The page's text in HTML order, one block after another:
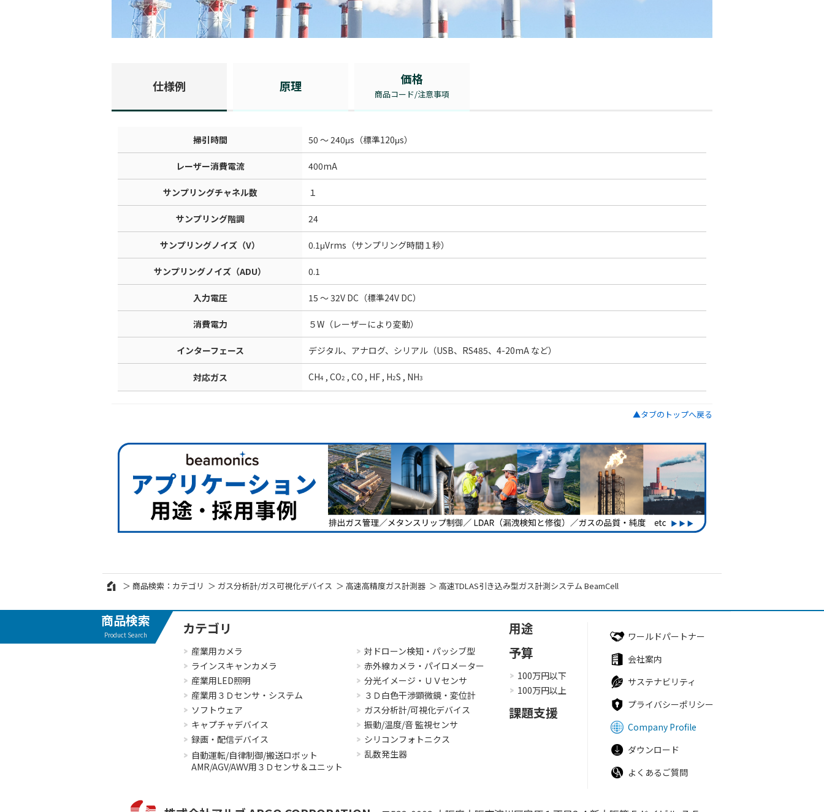
仕様例 原理 価格
商品コード/注意事項
掃引時間 50 ～ 240μs（標準120μs）
レーザー消費電流 400mA
サンプリングチャネル数 １
サンプリング階調 24
サンプリングノイズ（V） 0.1μVrms（サンプリング時間１秒）
サンプリングノイズ（ADU） 0.1
入力電圧 15 ～ 32V DC（標準24V DC）
消費電力 ５W（レーザーにより変動）
インターフェース デジタル、アナログ、シリアル（USB、RS485、4-20mA など）
対応ガス CH4 , CO2 , CO , HF , H2S , NH3
▲タブのトップへ戻る
商品検索：カテゴリ ガス分析計/ガス可視化デバイス 高速高精度ガス計測器 高速TDLAS引き込み型ガス計測システム BeamCell
商品検索
Product Search カテゴリ
産業用カメラ
ラインスキャンカメラ
産業用LED照明
産業用３Ｄセンサ・システム
ソフトウェア
キャプチャデバイス
録画・配信デバイス
自動運転/自律制御/搬送ロボット
AMR/AGV/AWV用３Ｄセンサ＆ユニット
対ドローン検知・パッシブ型
赤外線カメラ・パイロメーター
分光イメージ・ＵＶセンサ
３Ｄ白色干渉顕微鏡・変位計
ガス分析計/可視化デバイス
振動/温度/音 監視センサ
シリコンフォトニクス
乱数発生器
用途
予算
100万円以下
100万円以上
課題支援
ワールドパートナー
会社案内
サステナビリティ
プライバシーポリシー
Company Profile
ダウンロード
よくあるご質問